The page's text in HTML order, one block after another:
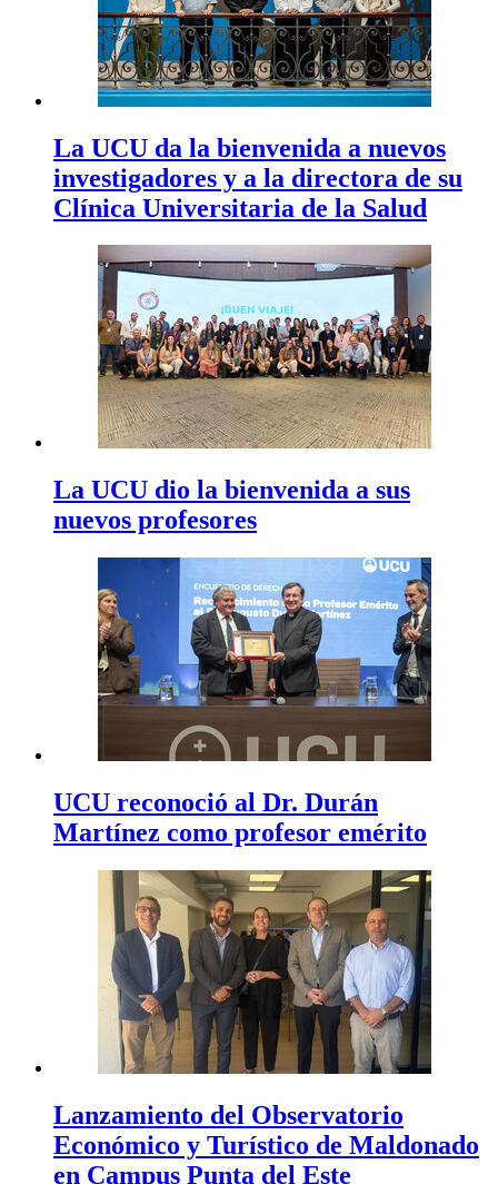
La UCU da la bienvenida a nuevos
investigadores y a la directora de su
Clínica Universitaria de la Salud
La UCU dio la bienvenida a sus
nuevos profesores
UCU reconoció al Dr. Durán
Martínez como profesor emérito
Lanzamiento del Observatorio
Económico y Turístico de Maldonado
en Campus Punta del Este